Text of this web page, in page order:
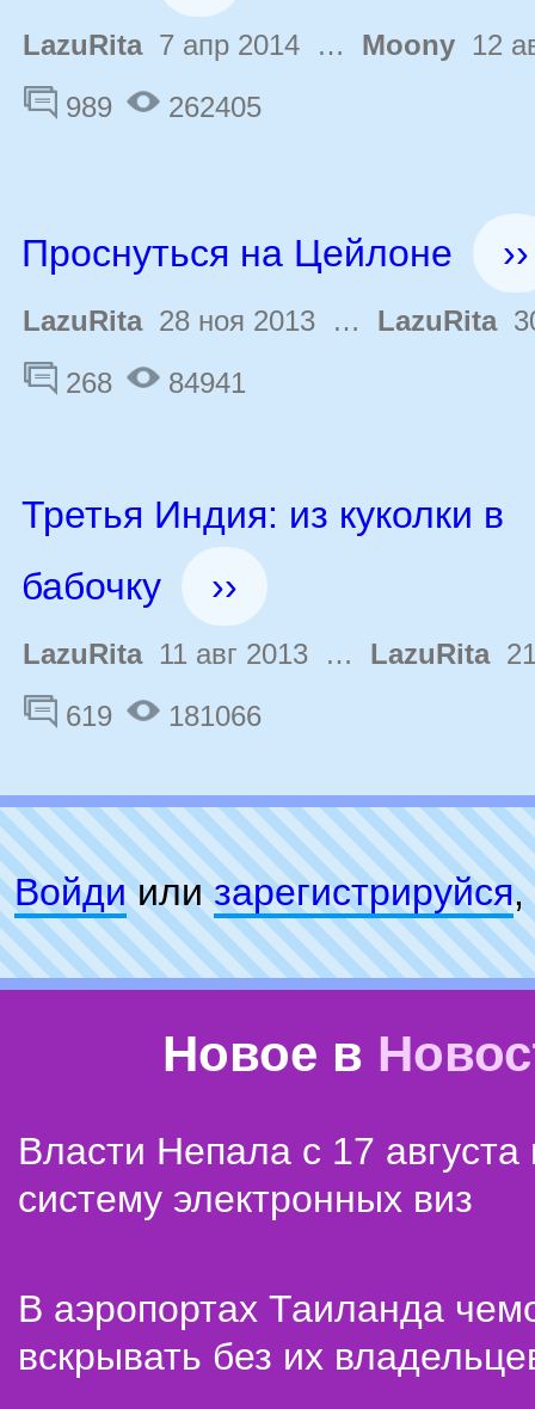
LazuRita7 апр 2014 … Moony 12
989
262405
Проснуться на Цейлоне ››
LazuRita28 ноя 2013 … LazuRita
268
84941
Третья Индия: из куколки в
бабочку
››
LazuRita11 авг 2013 … LazuRita21
619
181066
Войдиилизарeгиcтpируйся,
Новое в
Власти Непала с 17 августа
систему электронных виз
В аэропортах Таиланда
вскрывать без их